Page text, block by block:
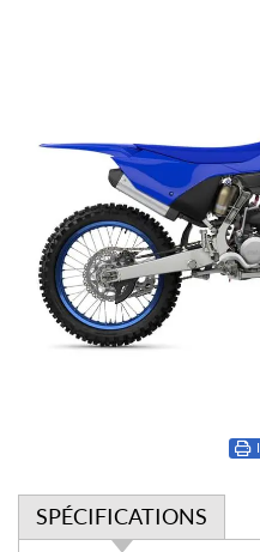
SPÉCIFICATIONS